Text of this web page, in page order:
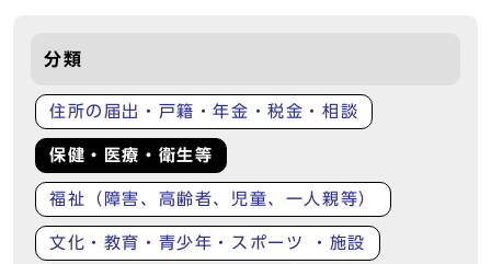
分類
住所の届出・戸籍・年金・税金・相談
保健・医療・衛生等
福祉（障害、高齢者、児童、一人親等）
文化・教育・青少年・スポーツ ・施設